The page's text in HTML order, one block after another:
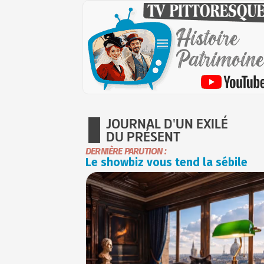
JOURNAL D'UN EXILÉ
DU PRÉSENT
DERNIÈRE PARUTION :
Le showbiz vous tend la sébile